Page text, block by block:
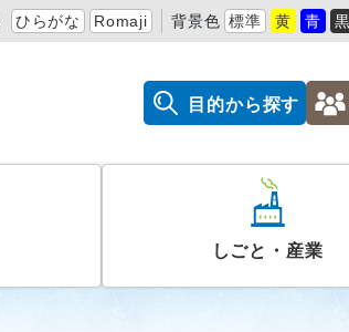
ひらがな Romaji 背景色 標準 黄 青
目的から探す
しごと・産業